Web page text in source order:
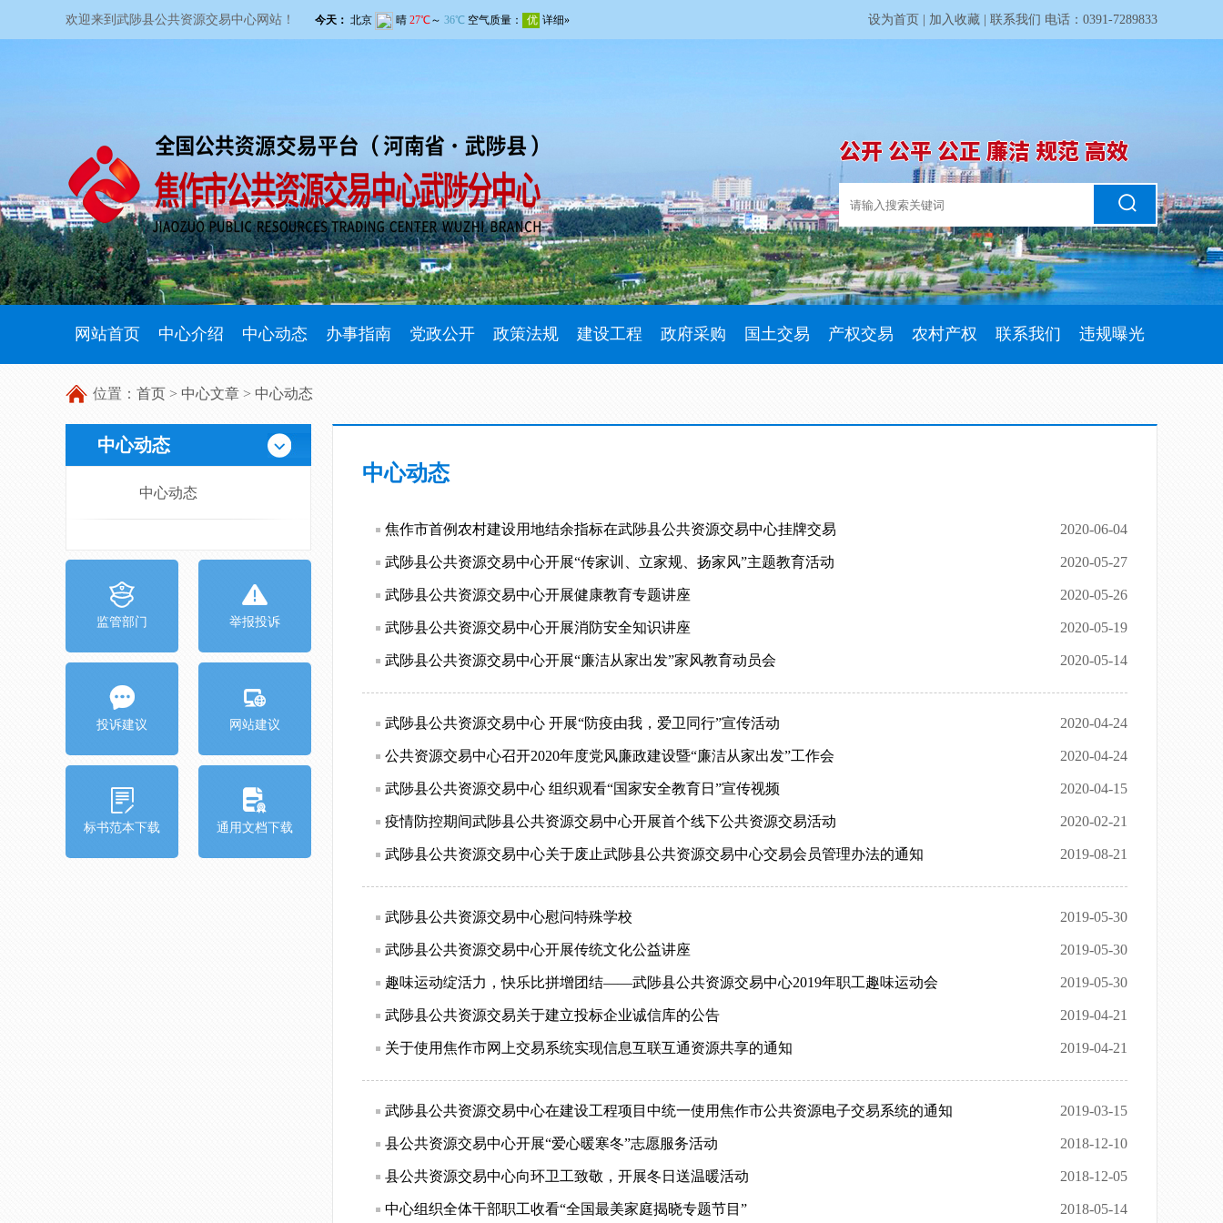
欢迎来到武陟县公共资源交易中心网站！ 设为首页 加入收藏 联系我们 电话：0391-7289833
公开 公平 公正 廉洁 规范 高效
网站首页 中心介绍 中心动态 办事指南 党政公开 政策法规 建设工程 政府采购 国土交易 产权交易 农村产权 联系我们 违规曝光
位置： 首页 > 中心文章 > 中心动态
中心动态
中心动态
监管部门 举报投诉
投诉建议 网站建议
标书范本下载 通用文档下载
中心动态
焦作市首例农村建设用地结余指标在武陟县公共资源交易中心挂牌交易 2020-06-04
武陟县公共资源交易中心开展“传家训、立家规、扬家风”主题教育活动 2020-05-27
武陟县公共资源交易中心开展健康教育专题讲座 2020-05-26
武陟县公共资源交易中心开展消防安全知识讲座 2020-05-19
武陟县公共资源交易中心开展“廉洁从家出发”家风教育动员会 2020-05-14
武陟县公共资源交易中心 开展“防疫由我，爱卫同行”宣传活动 2020-04-24
公共资源交易中心召开2020年度党风廉政建设暨“廉洁从家出发”工作会 2020-04-24
武陟县公共资源交易中心 组织观看“国家安全教育日”宣传视频 2020-04-15
疫情防控期间武陟县公共资源交易中心开展首个线下公共资源交易活动 2020-02-21
武陟县公共资源交易中心关于废止武陟县公共资源交易中心交易会员管理办法的通知 2019-08-21
武陟县公共资源交易中心慰问特殊学校 2019-05-30
武陟县公共资源交易中心开展传统文化公益讲座 2019-05-30
趣味运动绽活力，快乐比拼增团结——武陟县公共资源交易中心2019年职工趣味运动会 2019-05-30
武陟县公共资源交易关于建立投标企业诚信库的公告 2019-04-21
关于使用焦作市网上交易系统实现信息互联互通资源共享的通知 2019-04-21
武陟县公共资源交易中心在建设工程项目中统一使用焦作市公共资源电子交易系统的通知 2019-03-15
县公共资源交易中心开展“爱心暖寒冬”志愿服务活动 2018-12-10
县公共资源交易中心向环卫工致敬，开展冬日送温暖活动 2018-12-05
中心组织全体干部职工收看“全国最美家庭揭晓专题节目” 2018-05-14